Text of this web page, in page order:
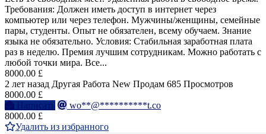
Требования: Должен иметь доступ в интернет через
компьютер или через телефон. Мужчины/женщины, семейные
пары, студенты. Опыт не обязателен, всему обучаем. Знание
языка не обязательно. Условия: Стабильная заработная плата
раз в неделю. Премия лучшим сотрудникам. Можно работать с
любой точки мира. Все...
8000.00 £
2 лет назад Другая Работа New Продам 685 Просмотров
8000.00 £
Написать
wo**@**********t.co
8000.00 £
Удалить из избранного